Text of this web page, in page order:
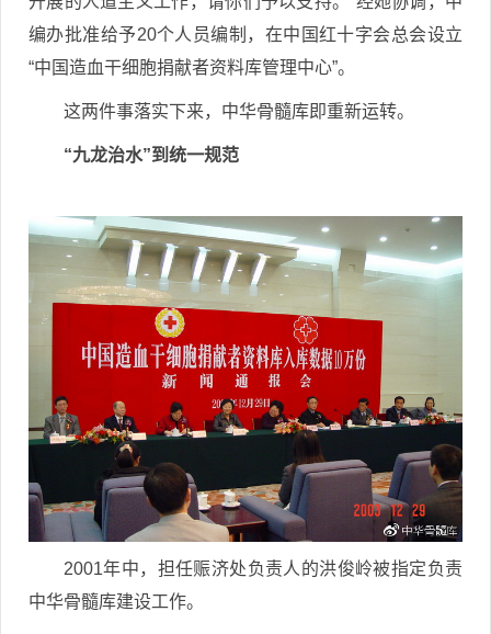
编办批准给予20个人员编制，在中国红十字会总会设立
“中国造血干细胞捐献者资料库管理中心”。
这两件事落实下来，中华骨髓库即重新运转。
“九龙治水”到统一规范
2001年中，担任赈济处负责人的洪俊岭被指定负责
中华骨髓库建设工作。